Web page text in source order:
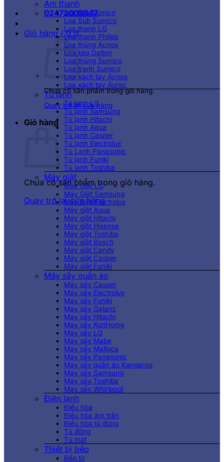
02473003847
Giỏ hàng /0₫
Chưa có sản phẩm trong giỏ hàng.
Quay trở lại cửa hàng
Giỏ hàng
Chưa có sản phẩm trong giỏ hàng.
Quay trở lại cửa hàng
Âm thanh
Loa kéo Sumico
Loa Sub Sumico
Loa thanh LG
Loa thanh Philips
Loa thùng Acnos
Loa kéo Dalton
Loa thùng Sumico
Loa tranh Sumico
Loa xách tay Acnos
Loa xách tay Aurec
Tủ lạnh
Tủ lạnh LG
Tủ lạnh Samsung
Tủ lạnh Hitachi
Tủ lạnh Aqua
Tủ lạnh Casper
Tủ lạnh Electrolux
Tủ Lạnh Panasonic
Tủ lạnh Funiki
Tủ lạnh Toshiba
Máy giặt
Máy Giặt LG
Máy Giặt Samsung
Máy Giặt Electrolux
Máy giặt Aqua
Máy giặt Hitachi
Máy giặt Hisense
Máy giặt Toshiba
Máy giặt Bosch
Máy giặt Candy
Máy giặt Casper
Máy giặt Funiki
Máy sấy quần áo
Máy sấy Casper
Máy sấy Electrolux
Máy sấy Funiki
Máy sấy Galanz
Máy sấy Hitachi
Máy sấy KoriHome
Máy sấy LG
Máy sấy Mabe
Máy sấy Malloca
Máy sấy Panasonic
Máy sấy quần áo Kangaroo
Máy sấy Samsung
Máy sấy Toshiba
Máy sấy Whirlpool
Điện lạnh
Điều hòa
Điều hòa âm trần
Điều hòa tủ đứng
Tủ đông
Tủ mát
Thiết bị bếp
Bếp từ